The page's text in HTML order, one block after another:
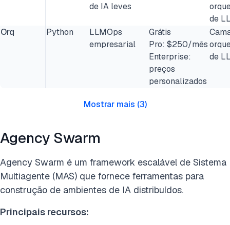
de IA leves
de
Orq
Python
LLMOps
empresarial
Grátis
Pro: $250/mês
Enterprise:
preços
personalizados
de
Mostrar mais (3)
Agency Swarm
Agency Swarm é um framework escalável de Sistema
Multiagente (MAS) que fornece ferramentas para
construção de ambientes de IA distribuídos.
Principais recursos: